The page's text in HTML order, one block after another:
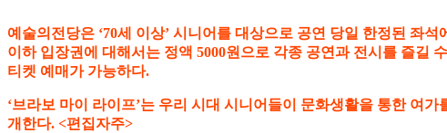
예술의전당은 ‘70세 이상’ 시니어를 대상으로 공연 당일 한정된 좌
이하 입장권에 대해서는 정액 5000원으로 각종 공연과 전시를 즐길
티켓 예매가 가능하다.
‘브라보 마이 라이프’는 우리 시대 시니어들이 문화생활을 통한 여
개한다. <편집자주>